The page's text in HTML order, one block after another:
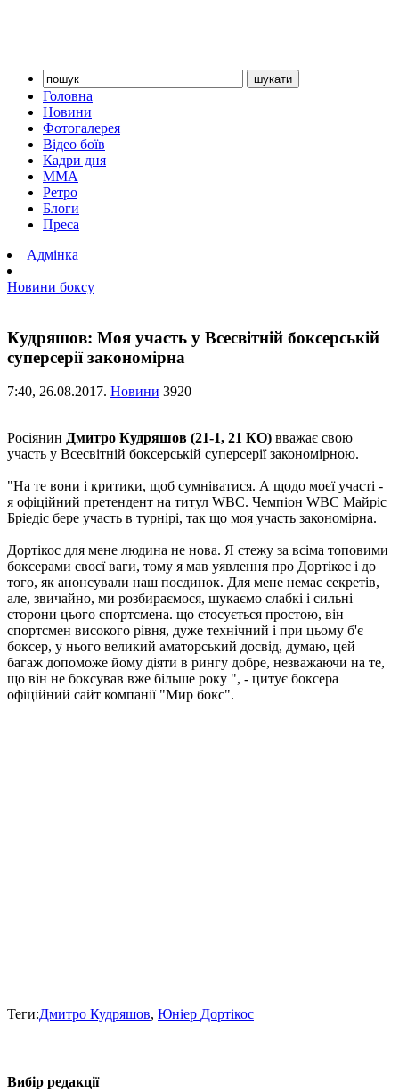
Головна
Новини
Фотогалерея
Відео боїв
Кадри дня
ММА
Ретро
Блоги
Преса
Адмінка
Новини боксу
Кудряшов: Моя участь у Всесвітній боксерській
суперсерії закономірна
7:40, 26.08.2017. Новини 3920
Росіянин Дмитро Кудряшов (21-1, 21 КО) вважає свою
участь у Всесвітній боксерській суперсерії закономірною.
"На те вони і критики, щоб сумніватися. А щодо моєї участі -
я офіційний претендент на титул WBC. Чемпіон WBC Майріс
Бріедіс бере участь в турнірі, так що моя участь закономірна.
Дортікос для мене людина не нова. Я стежу за всіма топовими
боксерами своєї ваги, тому я мав уявлення про Дортікос і до
того, як анонсували наш поєдинок. Для мене немає секретів,
але, звичайно, ми розбираємося, шукаємо слабкі і сильні
сторони цього спортсмена. що стосується простою, він
спортсмен високого рівня, дуже технічний і при цьому б'є
боксер, у нього великий аматорський досвід, думаю, цей
багаж допоможе йому діяти в рингу добре, незважаючи на те,
що він не боксував вже більше року ", - цитує боксера
офіційний сайт компанії "Мир бокс".
Теги:Дмитро Кудряшов, Юніер Дортікос
Вибір редакції